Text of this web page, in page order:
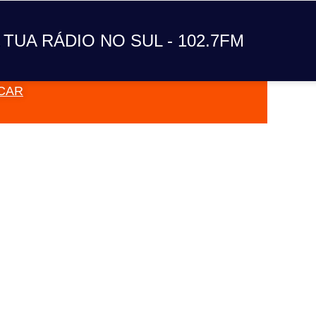
TUA RÁDIO NO SUL - 102.7FM
A TUA RÁDIO NO SUL